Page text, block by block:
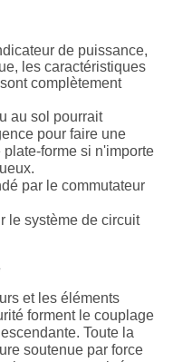
de puissance,
les caractéristiques
complètement
au sol pourrait
pour faire une
forme si n'importe
par le commutateur
le système de circuit
et les éléments
forment le couplage
Toute la
soutenue par force